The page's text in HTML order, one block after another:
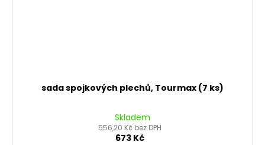
sada spojkových plechů, Tourmax (7 ks)
Skladem
556,20 Kč bez DPH
673 Kč